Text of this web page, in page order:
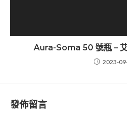
Aura-Soma 50 號瓶 –
2023-
發佈留言